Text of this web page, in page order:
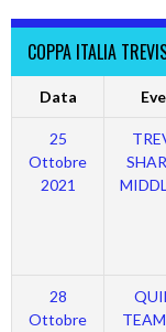
COPPA ITALIA
Data
25
Ottobre
2021
28
Ottobre